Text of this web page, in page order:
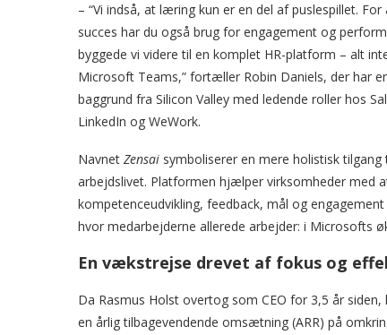
– “Vi indså, at læring kun er en del af puslespillet. For
succes har du også brug for engagement og
byggede vi videre til en komplet HR-platform – alt
Microsoft Teams,” fortæller Robin Daniels, der har
baggrund fra Silicon Valley med ledende roller hos
LinkedIn og WeWork.
Navnet Zensai symboliserer en mere holistisk tilgang
arbejdslivet. Platformen hjælper virksomheder med
kompetenceudvikling, feedback, mål og
hvor medarbejderne allerede arbejder: i Microsofts
En vækstrejse drevet af fokus og
Da Rasmus Holst overtog som CEO for 3,5 år siden,
en årlig tilbagevendende omsætning (ARR) på